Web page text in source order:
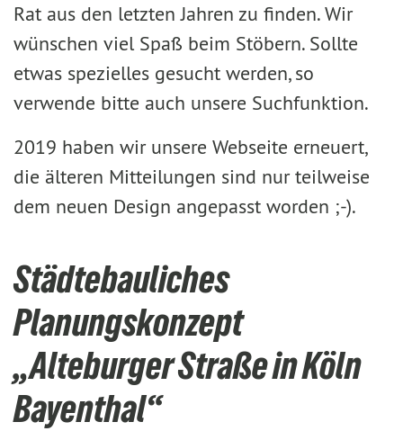
Rat aus den letzten Jahren zu finden. Wir
wünschen viel Spaß beim Stöbern. Sollte
etwas spezielles gesucht werden, so
verwende bitte auch unsere Suchfunktion.
2019 haben wir unsere Webseite erneuert,
die älteren Mitteilungen sind nur teilweise
dem neuen Design angepasst worden ;-).
Städtebauliches
Planungskonzept
„Alteburger Straße in Köln
Bayenthal“